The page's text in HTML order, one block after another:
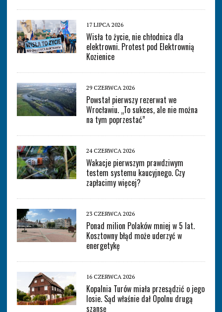
17 LIPCA 2026
Wisła to życie, nie chłodnica dla
elektrowni. Protest pod Elektrownią
Kozienice
29 CZERWCA 2026
Powstał pierwszy rezerwat we
Wrocławiu. „To sukces, ale nie można
na tym poprzestać”
24 CZERWCA 2026
Wakacje pierwszym prawdziwym
testem systemu kaucyjnego. Czy
zapłacimy więcej?
23 CZERWCA 2026
Ponad milion Polaków mniej w 5 lat.
Kosztowny błąd może uderzyć w
energetykę
16 CZERWCA 2026
Kopalnia Turów miała przesądzić o jego
losie. Sąd właśnie dał Opolnu drugą
szansę